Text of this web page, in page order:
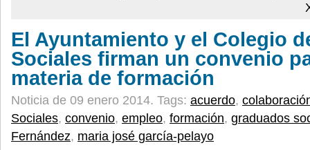
El Ayuntamiento y el Colegio
Sociales firman un convenio
materia de formación
Noticia de 09 enero 2014. Tags: acuerdo,
Sociales, convenio, empleo, formación, graduados
Fernández, maria josé garcía-pelayo